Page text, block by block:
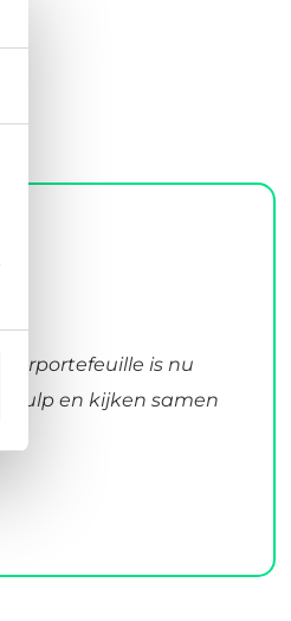
is nu
Hulp en kijken samen